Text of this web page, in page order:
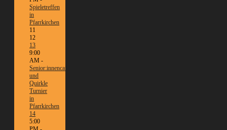
Spieletreffen
in
Pfarrkirchen
11
12
13
9:00
AM -
Senior:innencafé
und
Quirkle
Turnier
in
Pfarrkirchen
14
5:00